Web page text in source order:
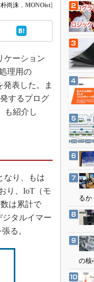
[朴尚洙 ， MONOist]
ケーション
理用の
発表した。ま
するプログ
も紹介し
なり、もは
り、IoT（モ
は累計で
ジタルイマー
る。
るか
の核